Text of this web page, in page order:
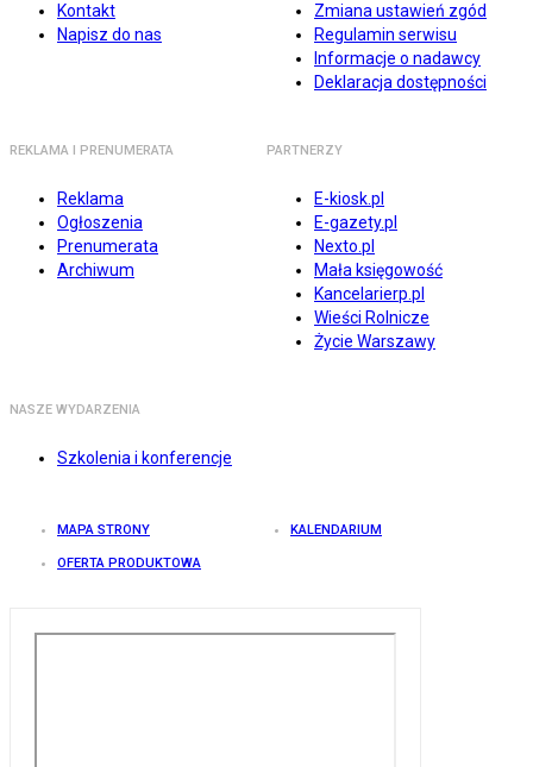
Kontakt
Napisz do nas
Zmiana ustawień zgód
Regulamin serwisu
Informacje o nadawcy
Deklaracja dostępności
REKLAMA I PRENUMERATA
Reklama
Ogłoszenia
Prenumerata
Archiwum
PARTNERZY
E-kiosk.pl
E-gazety.pl
Nexto.pl
Mała księgowość
Kancelarierp.pl
Wieści Rolnicze
Życie Warszawy
NASZE WYDARZENIA
Szkolenia i konferencje
MAPA STRONY KALENDARIUM
OFERTA PRODUKTOWA